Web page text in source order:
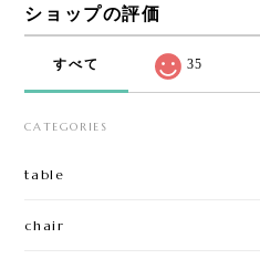
ショップの評価
すべて 35
CATEGORIES
table
chair